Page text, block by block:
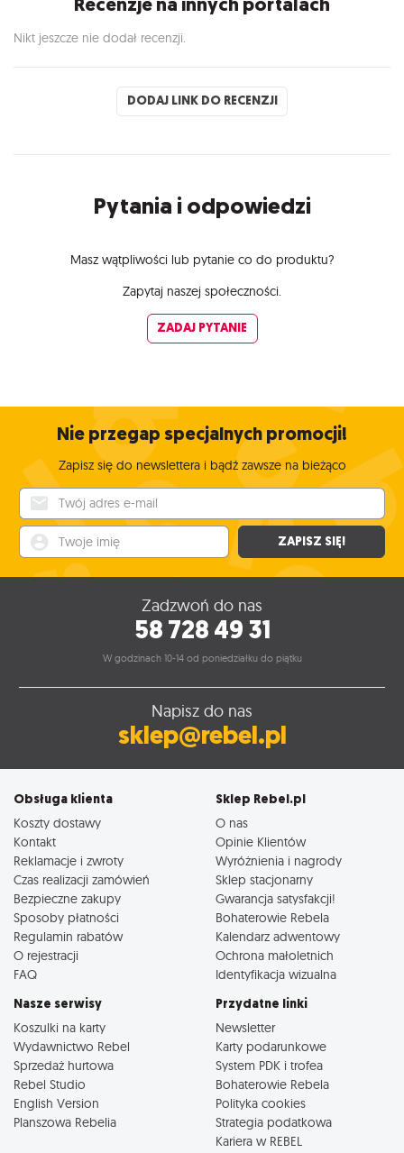
Nikt jeszcze nie dodał recenzji.
DODAJ LINK DO RECENZJI
Pytania i odpowiedzi
Masz wątpliwości lub pytanie co do produktu?
Zapytaj naszej społeczności.
ZADAJ PYTANIE
Nie przegap specjalnych promocji!
Zapisz się do newslettera i bądź zawsze na bieżąco
ZAPISZ SIĘ!
Zadzwoń do nas
58 728 49 31
W godzinach 10-14 od poniedziałku do piątku
Napisz do nas
sklep@rebel.pl
Obsługa klienta
Koszty dostawy
Kontakt
Reklamacje i zwroty
Czas realizacji zamówień
Bezpieczne zakupy
Sposoby płatności
Regulamin rabatów
O rejestracji
FAQ
Sklep Rebel.pl
O nas
Opinie Klientów
Wyróżnienia i nagrody
Sklep stacjonarny
Gwarancja satysfakcji!
Bohaterowie Rebela
Kalendarz adwentowy
Ochrona małoletnich
Identyfikacja wizualna
Nasze serwisy
Koszulki na karty
Wydawnictwo Rebel
Sprzedaż hurtowa
Rebel Studio
English Version
Planszowa Rebelia
Przydatne linki
Newsletter
Karty podarunkowe
System PDK i trofea
Bohaterowie Rebela
Polityka cookies
Strategia podatkowa
Kariera w REBEL